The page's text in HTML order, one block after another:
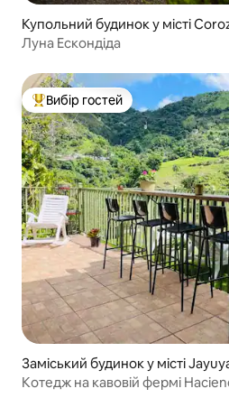
Купольний будинок у місті
Луна Ескондіда
Топ вибір гостей
Вибір гостей
Заміський будинок у місті
Котедж на кавовій фермі